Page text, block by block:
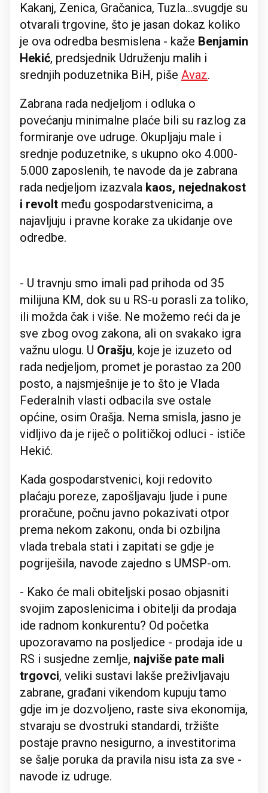
Kakanj, Zenica, Gračanica, Tuzla...svugdje su
otvarali trgovine, što je jasan dokaz koliko
je ova odredba besmislena - kaže Benjamin
Hekić, predsjednik Udruženju malih i
srednjih poduzetnika BiH, piše Avaz.
Zabrana rada nedjeljom i odluka o
povećanju minimalne plaće bili su razlog za
formiranje ove udruge. Okupljaju male i
srednje poduzetnike, s ukupno oko 4.000-
5.000 zaposlenih, te navode da je zabrana
rada nedjeljom izazvala kaos, nejednakost
i revolt među gospodarstvenicima, a
najavljuju i pravne korake za ukidanje ove
odredbe.
- U travnju smo imali pad prihoda od 35
milijuna KM, dok su u RS-u porasli za toliko,
ili možda čak i više. Ne možemo reći da je
sve zbog ovog zakona, ali on svakako igra
važnu ulogu. U Orašju, koje je izuzeto od
rada nedjeljom, promet je porastao za 200
posto, a najsmješnije je to što je Vlada
Federalnih vlasti odbacila sve ostale
općine, osim Orašja. Nema smisla, jasno je
vidljivo da je riječ o političkoj odluci - ističe
Hekić.
Kada gospodarstvenici, koji redovito
plaćaju poreze, zapošljavaju ljude i pune
proračune, počnu javno pokazivati ​​otpor
prema nekom zakonu, onda bi ozbiljna
vlada trebala stati i zapitati se gdje je
pogriješila, navode zajedno s UMSP-om.
- Kako će mali obiteljski posao objasniti
svojim zaposlenicima i obitelji da prodaja
ide radnom konkurentu? Od početka
upozoravamo na posljedice - prodaja ide u
RS i susjedne zemlje, najviše pate mali
trgovci, veliki sustavi lakše preživljavaju
zabrane, građani vikendom kupuju tamo
gdje im je dozvoljeno, raste siva ekonomija,
stvaraju se dvostruki standardi, tržište
postaje pravno nesigurno, a investitorima
se šalje poruka da pravila nisu ista za sve -
navode iz udruge.